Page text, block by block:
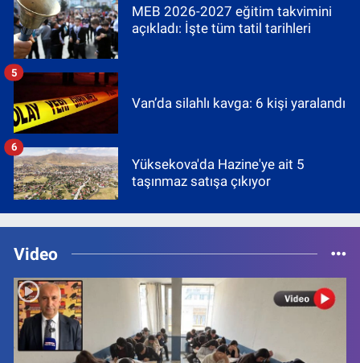
MEB 2026-2027 eğitim takvimini
açıkladı: İşte tüm tatil tarihleri
Van’da silahlı kavga: 6 kişi yaralandı
5
Yüksekova'da Hazine'ye ait 5
taşınmaz satışa çıkıyor
6
Video